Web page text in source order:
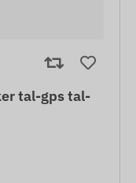
tal-gps tal-